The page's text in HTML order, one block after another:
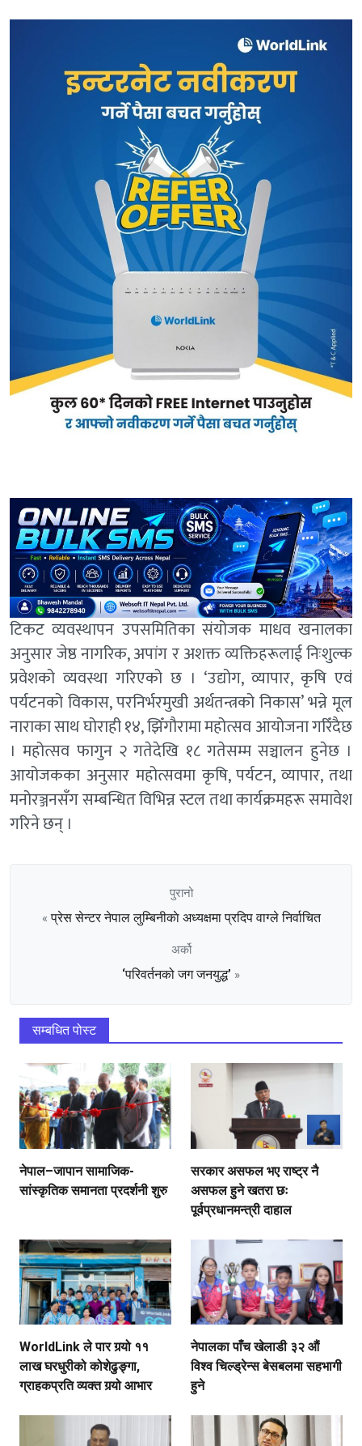
टिकट व्यवस्थापन उपसमितिका संयोजक माधव खनालका
अनुसार जेष्ठ नागरिक, अपांग र अशक्त व्यक्तिहरूलाई निःशुल्क
प्रवेशको व्यवस्था गरिएको छ । ‘उद्योग, व्यापार, कृषि एवं
पर्यटनको विकास, परनिर्भरमुखी अर्थतन्त्रको निकास’ भन्ने मूल
नाराका साथ घोराही १४, झिँगौरामा महोत्सव आयोजना गरिँदैछ
। महोत्सव फागुन २ गतेदेखि १८ गतेसम्म सञ्चालन हुनेछ ।
आयोजकका अनुसार महोत्सवमा कृषि, पर्यटन, व्यापार, तथा
मनोरञ्जनसँग सम्बन्धित विभिन्न स्टल तथा कार्यक्रमहरू समावेश
गरिने छन् ।
पुरानो
«प्रेस सेन्टर नेपाल लुम्बिनीकाे अध्यक्षमा प्रदिप वाग्ले निर्वाचित
अर्को
‘परिवर्तनको जग जनयुद्ध’ »
सम्बधित पोस्ट
नेपाल–जापान सामाजिक-
सांस्कृतिक समानता प्रदर्शनी शुरु
सरकार असफल भए राष्ट्र नै
असफल हुने खतरा छः
पूर्वप्रधानमन्त्री दाहाल
WorldLink ले पार गर्‍यो ११
लाख घरधुरीको कोशेढुङ्गा,
ग्राहकप्रति व्यक्त गर्‍यो आभार
नेपालका पाँच खेलाडी ३२ औं
विश्व चिल्ड्रेन्स बेसबलमा सहभागी
हुने